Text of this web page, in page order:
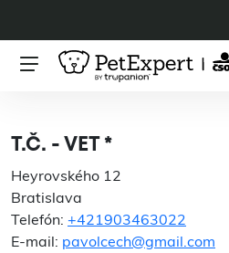
T.Č. - VET *
Heyrovského 12
Bratislava
Telefón: +421903463022
E-mail: pavolcech@gmail.com